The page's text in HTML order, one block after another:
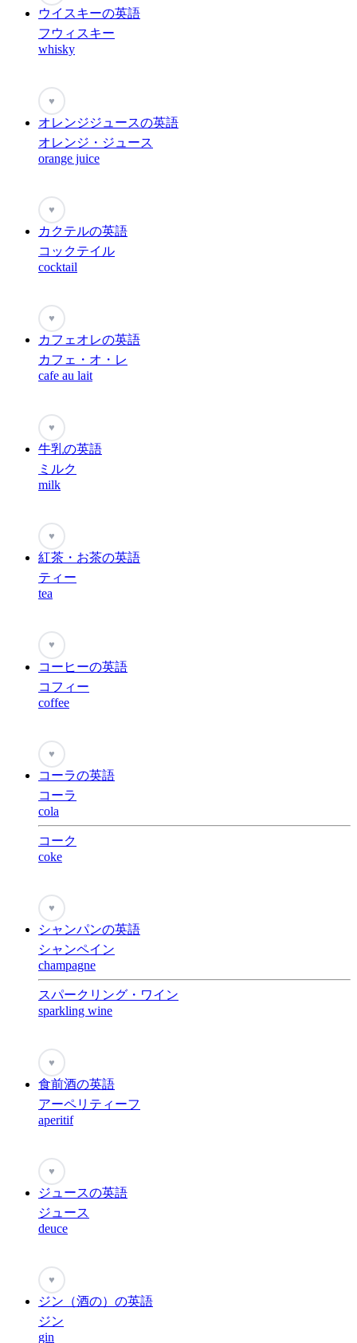
ウイスキーの英語
フウィスキー
whisky
♥
オレンジジュースの英語
オレンジ・ジュース
orange juice
♥
カクテルの英語
コックテイル
cocktail
♥
カフェオレの英語
カフェ・オ・レ
cafe au lait
♥
牛乳の英語
ミルク
milk
♥
紅茶・お茶の英語
ティー
tea
♥
コーヒーの英語
コフィー
coffee
♥
コーラの英語
コーラ
cola
コーク
coke
♥
シャンパンの英語
シャンペイン
champagne
スパークリング・ワイン
sparkling wine
♥
食前酒の英語
アーペリティーフ
aperitif
♥
ジュースの英語
ジュース
deuce
♥
ジン（酒の）の英語
ジン
gin